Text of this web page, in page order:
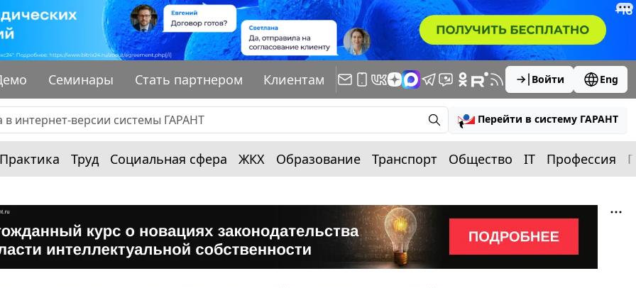
Семинары Стать партнером Клиентам Войти Eng
Перейти в систему ГАРАНТ
Практика Труд Социальная сфера ЖКХ Образование Транспорт Общество IT Профессия